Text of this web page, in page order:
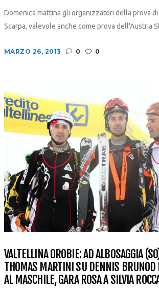
Domenica mattina gli organizzatori della prova
Scarpa, valevole anche come prova dell'Austria
MARZO 26, 2013 0 0
VALTELLINA OROBIE: AD ALBOSAGGIA
THOMAS MARTINI SU DENNIS BRUNOD
AL MASCHILE, GARA ROSA A SILVIA